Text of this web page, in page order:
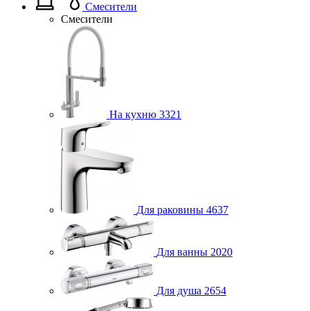
Смесители
Смесители
На кухню 3321
Для раковины 4637
Для ванны 2020
Для душа 2654